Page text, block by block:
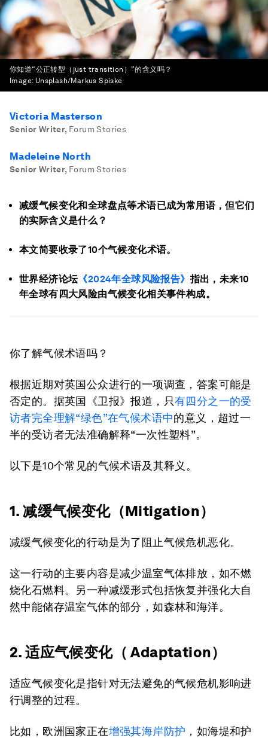
你知道“公正转型（just transition）”的含义吗？
Image: Unsplash/Markus Spiske
Victoria Masterson
Senior Writer, Forum Stories
Madeleine North
Senior Writer, Forum Stories
减缓气候变化和全球盘点等术语已成为常用语，但它们
的实际含义是什么？
本文简要收录了10个气候变化术语。
世界经济论坛《2024年全球风险报告》指出，未来10
年全球有四大风险由气候变化相关事件构成。
你了解气候术语吗？
根据近期对英国公众进行的一项调查，答案可能是
否定的。据英国《卫报》报道，只有四分之一的受
访者完全理解“绿色”在气候术语中的意义，超过一
半的受访者无法准确解释“一次性塑料”。
以下是10个常见的气候术语及其释义。
1. 减缓气候变化（Mitigation）
减缓气候变化的行动是为了阻止气候危机恶化。
这一行动的主要内容是减少温室气体排放，如不燃
烧化石燃料。另一种减缓形式包括恢复并强化大自
然中能储存温室气体的部分，如森林和海洋。
2. 适应气候变化（ Adaptation）
适应气候变化是指针对无法避免的气候危机影响进
行调整的过程。
比如，欧洲国家正在增强其海岸防护 ，如海堤和护